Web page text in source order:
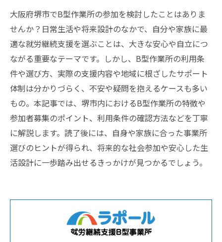
大阪府堺市でB型作業所の参加を検討したことはありま
せんか？日常生活や将来設計のなかで、自分や家族に最
適な就労継続支援を選ぶことは、大きな安心や自立につ
ながる重要なテーマです。しかし、B型作業所の利用条
件や選び方、実際の支援内容や地域に根ざしたサポート
体制は分かりづらく、不安や疑問を抱えるケースも多い
もの。本記事では、堺市内におけるB型作業所の特徴や
参加者募集のポイント、利用条件の確認方法などを丁寧
に解説します。読了後には、自身や家族に合った事業所
選びのヒントが得られ、将来的な社会参加や安心した生
活設計に一歩踏み出せるきっかけが見つかるでしょう。